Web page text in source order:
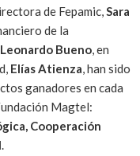
de Fepamic,Sara
de la
Leonardo Bueno, en
Elías Atienza, han sido
ganadores en cada
Magtel:
Cooperación
.